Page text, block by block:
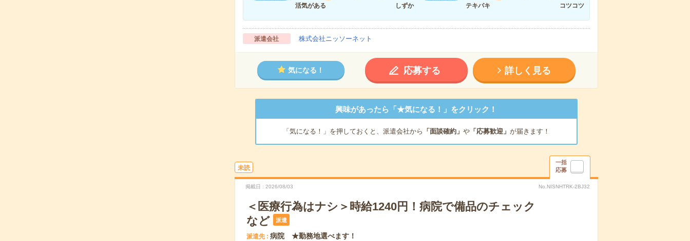
活気がある
しずか
テキパキ
コツコツ
派遣会社 株式会社ニッソーネット
気になる！ 応募する 詳しく見る
興味があったら「★気になる！」をクリック！
「気になる！」を押しておくと、派遣会社から 「面談確約」 や「応募歓迎」 が届きます！
未読
一括
応募
掲載日 2026/08/03 No.NISNHTRK-2BJ32
＜医療行為はナシ＞時給1240円！病院で備品のチェック
など
派遣
派遣先 病院 ★勤務地選べます！